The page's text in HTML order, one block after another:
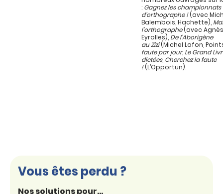
: Gagnez les championnats
d’orthographe !(avec
Balembois, Hachette),
l’orthographe(avec
Eyrolles), De l’Aborigène
au Zizi(Michel Lafon,
faute par jour, Le Grand
dictées, Cherchez la faute
!(L’Opportun).
Vous êtes perdu ?
Nos solutions pour...